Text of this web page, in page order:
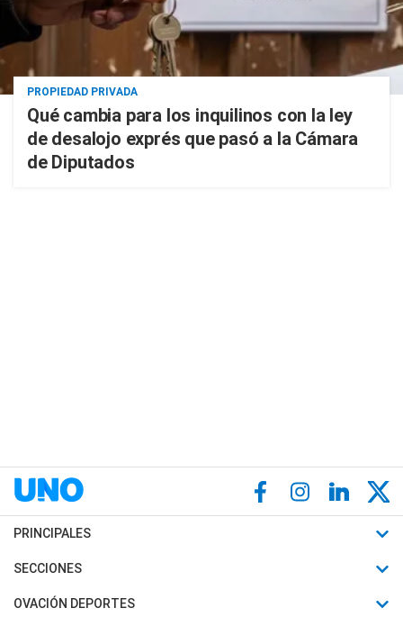
PROPIEDAD PRIVADA
Qué cambia para los inquilinos con la ley
de desalojo exprés que pasó a la Cámara
de Diputados
PRINCIPALES
Últimas Noticias
Política
SECCIONES
Horóscopo
OVACIÓN DEPORTES